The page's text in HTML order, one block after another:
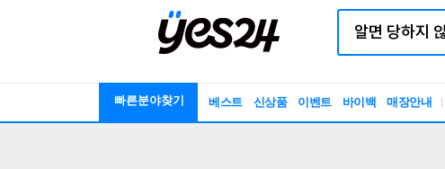
빠른분야찾기 베스트 신상품 이벤트 바이백 매장안내